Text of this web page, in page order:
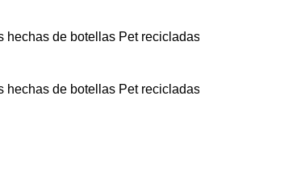
de botellas Pet recicladas ♻️ - 🔥 Por compras
de botellas Pet recicladas ♻️ - 🔥 Por compras